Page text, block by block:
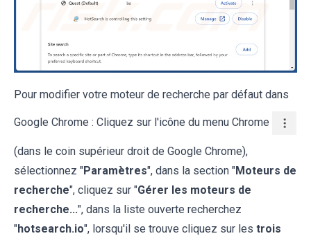
Pour modifier votre moteur de recherche par défaut dans
Google Chrome : Cliquez sur l'icône du menu Chrome
(dans le coin supérieur droit de Google Chrome),
sélectionnez "Paramètres", dans la section "Moteurs de
recherche", cliquez sur "Gérer les moteurs de
recherche...", dans la liste ouverte recherchez
"hotsearch.io", lorsqu'il se trouve cliquez sur les trois